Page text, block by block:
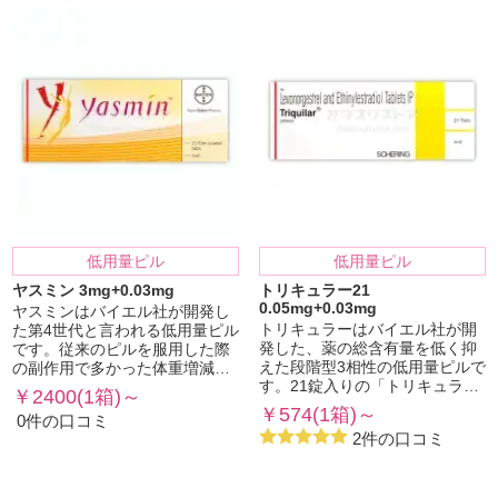
低用量ピル
ヤスミン 3mg+0.03mg
ヤスミンはバイエル社が開発し
た第4世代と言われる低用量ピル
です。従来のピルを服用した際
の副作用で多かった体重増減…
￥2400(1箱)～
0件の口コミ
低用量ピル
トリキュラー21
0.05mg+0.03mg
トリキュラーはバイエル社が開
発した、薬の総含有量を低く抑
えた段階型3相性の低用量ピルで
す。21錠入りの「トリキュラ…
￥574(1箱)～
2件の口コミ